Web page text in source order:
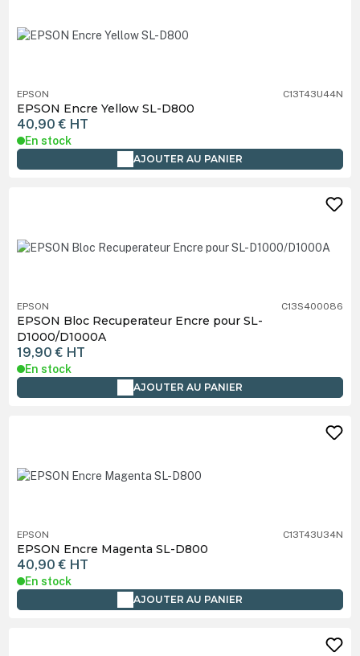
EPSON C13T43U44N
EPSON Encre Yellow SL-D800
40,90 € HT
En stock
AJOUTER AU PANIER
EPSON C13S400086
EPSON Bloc Recuperateur Encre pour SL-
D1000/D1000A
19,90 € HT
En stock
AJOUTER AU PANIER
EPSON C13T43U34N
EPSON Encre Magenta SL-D800
40,90 € HT
En stock
AJOUTER AU PANIER